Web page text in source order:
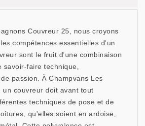
Couvreur 25, nous croyons
compétences essentielles d'un
sont le fruit d'une combinaison
savoir-faire technique,
passion. À Champvans Les
un couvreur doit avant tout
techniques de pose et de
qu'elles soient en ardoise,